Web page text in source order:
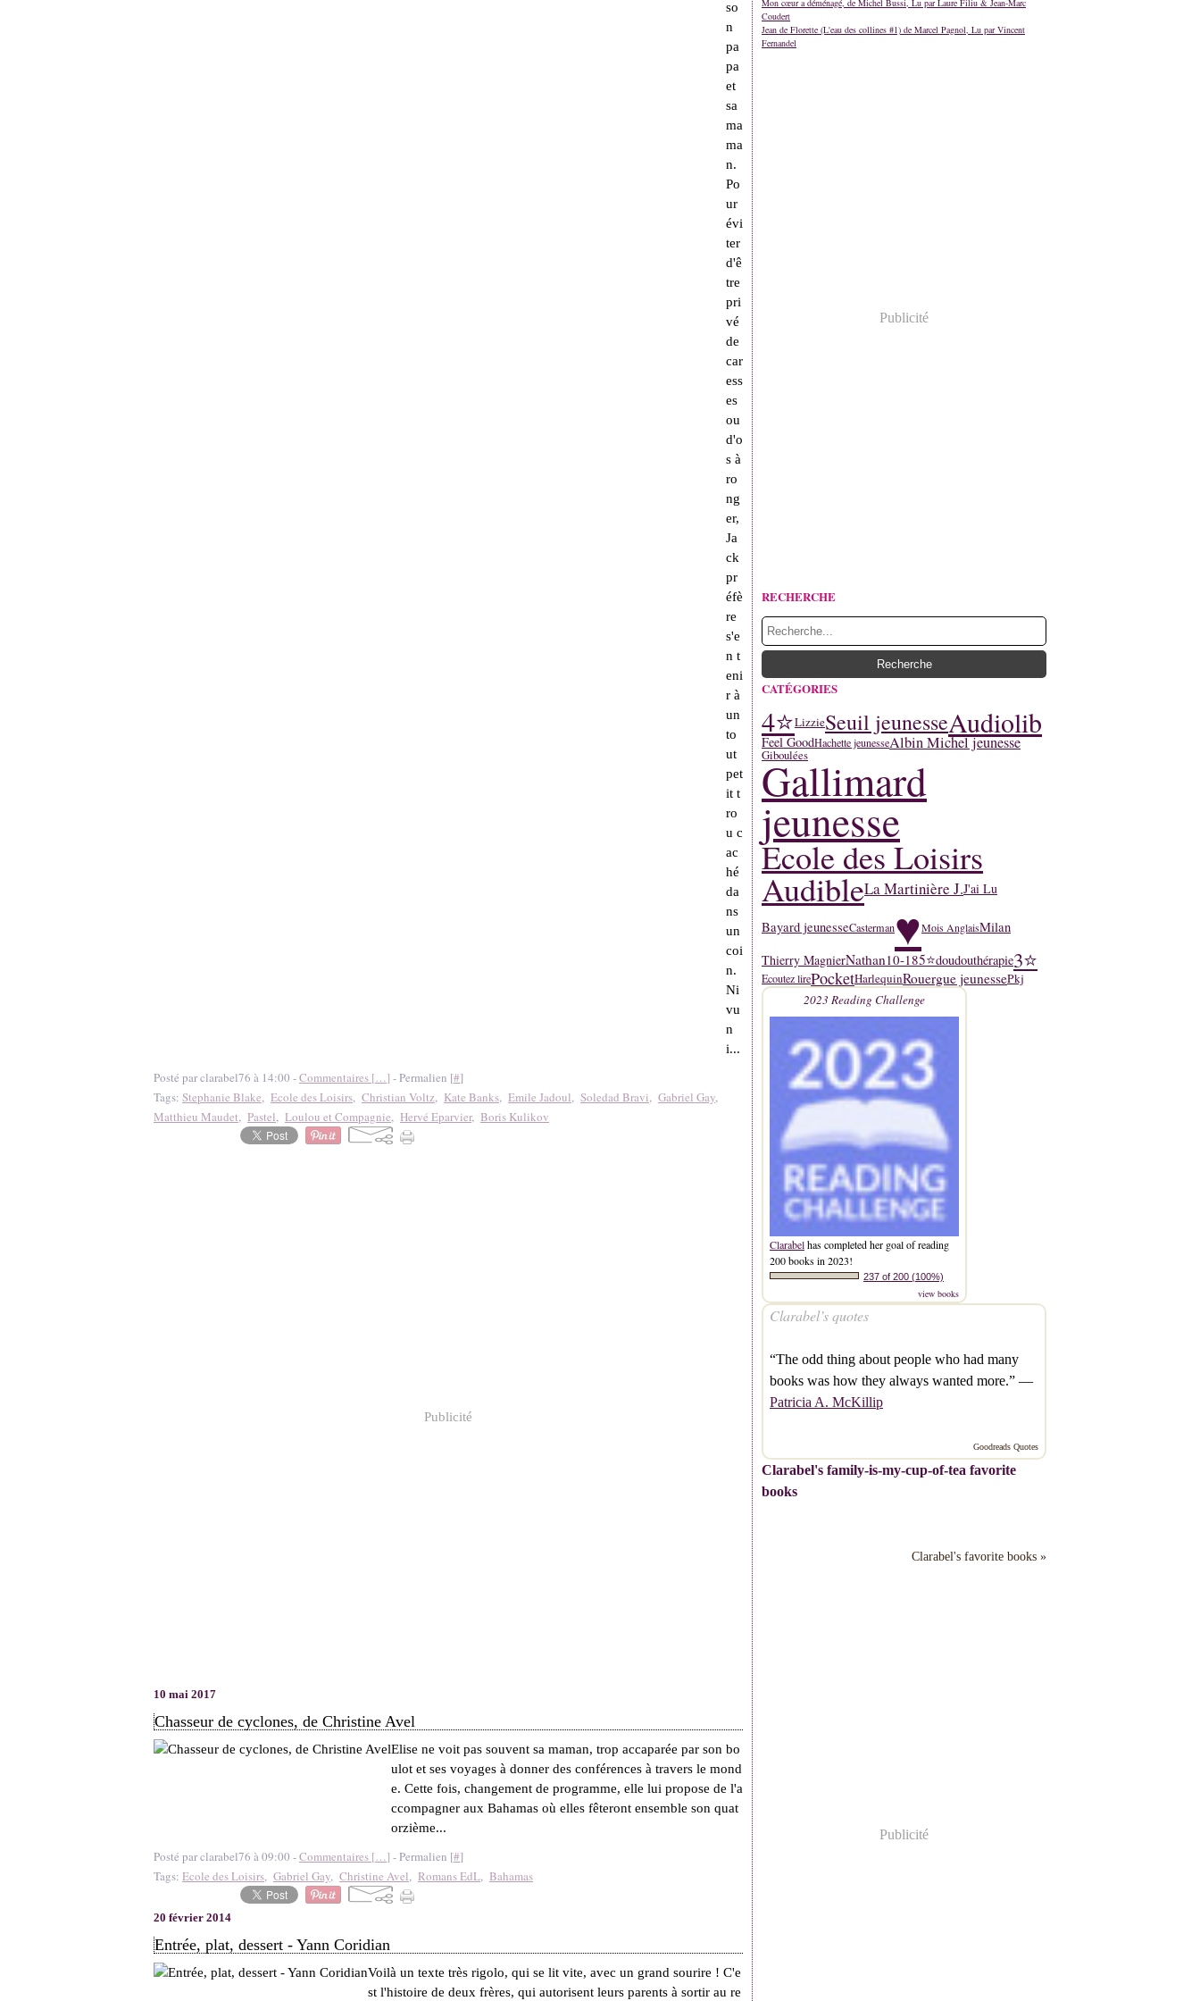
so
n
pa
pa
et
sa
ma
ma
n.
Po
ur
évi
ter
d'ê
tre
pri
vé
de
car
ess
es
ou
d'o
s à
ro
ng
er,
Ja
ck
pr
éfè
re
s'e
n t
eni
r à
un
to
ut
pet
it t
ro
u c
ac
hé
da
ns
un
coi
n.
Ni
vu
n
i...
Posté par clarabel76 à 14:00 -Commentaires […] - Permalien [#]
Tags: Stephanie Blake, Ecole des Loisirs, Christian Voltz, Kate Banks, Emile Jadoul, Soledad Bravi, Gabriel Gay,
Matthieu Maudet, Pastel, Loulou et Compagnie, Hervé Eparvier, Boris Kulikov
Publicité
10 mai 2017
Chasseur de cyclones, de Christine Avel
Elise ne voit pas souvent sa maman, trop accaparée par son bo
ulot et ses voyages à donner des conférences à travers le mond
e. Cette fois, changement de programme, elle lui propose de l'a
ccompagner aux Bahamas où elles fêteront ensemble son quat
orzième...
Posté par clarabel76 à 09:00 -Commentaires […] - Permalien [#]
Tags: Ecole des Loisirs, Gabriel Gay, Christine Avel, Romans EdL, Bahamas
20 février 2014
Entrée, plat, dessert - Yann Coridian
Voilà un texte très rigolo, qui se lit vite, avec un grand sourire ! C'e
st l'histoire de deux frères, qui autorisent leurs parents à sortir au re
Mon cœur a déménagé, de Michel Bussi, Lu par Laure Filiu & Jean-Marc
Coudert
Jean de Florette (L'eau des collines #1) de Marcel Pagnol, Lu par Vincent
Fernandel
Publicité
RECHERCHE
CATÉGORIES
4⭐LizzieSeuil jeunesseAudiolib
Feel GoodHachette jeunesseAlbin Michel jeunesse
Giboulées
Gallimard
jeunesse
Ecole des Loisirs
AudibleLa Martinière J.J'ai Lu
Bayard jeunesseCasterman♥Mois AnglaisMilan
Thierry MagnierNathan10-185⭐doudouthérapie3⭐
Ecoutez lirePocketHarlequinRouergue jeunessePkj
2023 Reading Challenge
Clarabelhas completed her goal of reading
200 books in 2023!
237 of 200 (100%)
view books
Clarabel’s quotes
“The odd thing about people who had many
books was how they always wanted more.” —
Patricia A. McKillip
Goodreads Quotes
Clarabel's family-is-my-cup-of-tea favorite
books
Clarabel's favorite books »
Publicité